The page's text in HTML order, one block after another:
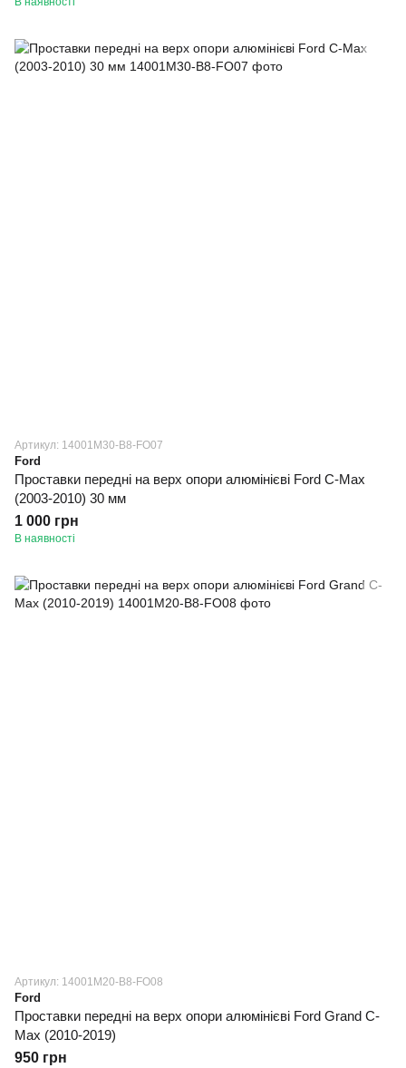
Артикул: 14001M30-B8-FO07
Ford
Проставки передні на верх опори алюмінієві Ford C-Max
(2003-2010) 30 мм
1 000 грн
В наявності
Артикул: 14001M20-B8-FO08
Ford
Проставки передні на верх опори алюмінієві Ford Grand C-
Max (2010-2019)
950 грн